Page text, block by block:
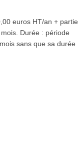
euros HT/an + partie
Durée : période
sans que sa durée